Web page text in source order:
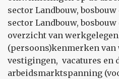
sector Landbouw,
sector Landbouw,
overzicht van
(persoons)kenmerken van
vestigingen, vacatures en
arbeidsmarktspanning